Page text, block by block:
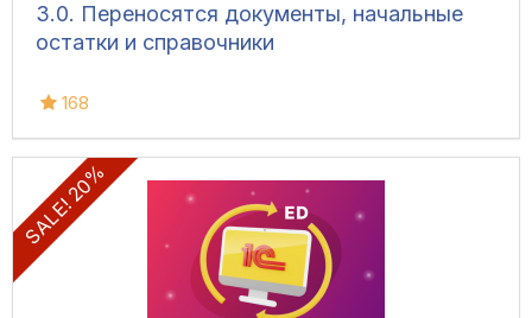
3.0. Переносятся документы, начальные
остатки и справочники
168
SALE! 20%